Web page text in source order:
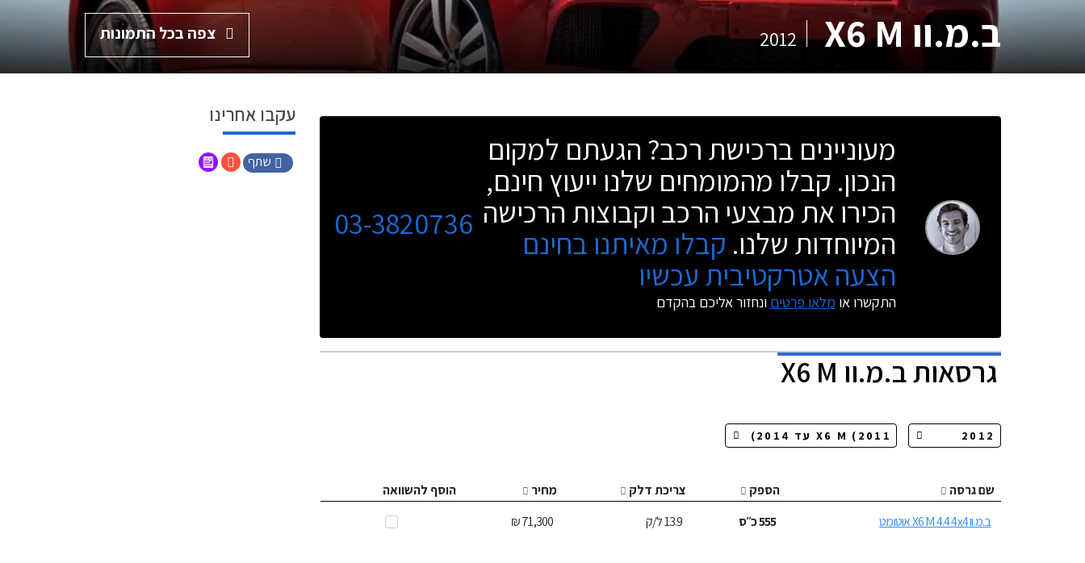
ב.מ.וו X6 M 2012 צפה בכל התמונות
מעוניינים ברכישת רכב? הגעתם למקום
הנכון. קבלו מהמומחים שלנו ייעוץ חינם,
הכירו את מבצעי הרכב וקבוצות הרכישה
המיוחדות שלנו. קבלו מאיתנו בחינם
הצעה אטרקטיבית עכשיו
התקשרו או מלאו פרטים ונחזור אליכם בהקדם
03-3820736
גרסאותב.מ.וו X6 M
שם גרסה הספק צריכת דלק מחיר
הוסף להשוואה
ב.מ.וו X6 M 4.4 4x4 אוטומט
555כ״ס 13.9ל/ק 71,300 ₪
עקבו אחרינו
שתף